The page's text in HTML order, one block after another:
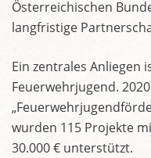
Österreichischen
langfristige
Ein zentrales Anliegen
Feuerwehrjugend.
wurden 115 Projekte
30.000 € unterstützt.